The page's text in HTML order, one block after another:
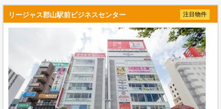
リージャス郡山駅前ビジネスセンター 注目物件